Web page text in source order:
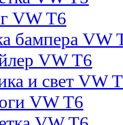
VW T6
бампера VW
VW T6
и свет VW
VW T6